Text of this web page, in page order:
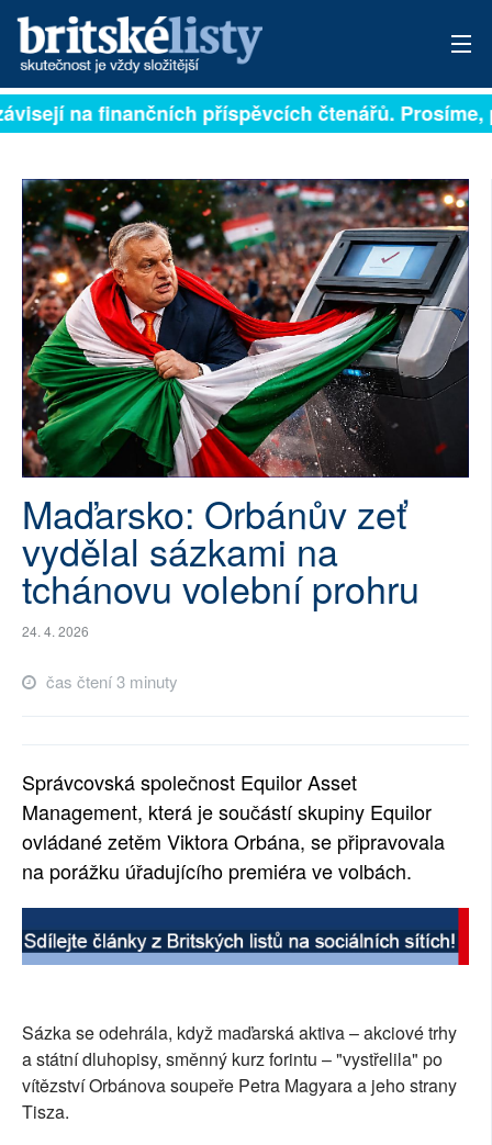
PŘIHLÁSIT
ARCHIV
ROZHOVORY
TÉMATA
NEJČTENĚJŠÍ ZA 7 DNÍ
AUTOŘI
PŘÍSPĚVKY NA PROVOZ
SOCIÁLNÍ SÍTĚ
RUBRIKY
na finančních příspěvcích čtenářů. Prosíme,
Maďarsko: Orbánův zeť
vydělal sázkami na
tchánovu volební prohru
24. 4. 2026
čas čtení 3 minuty
Správcovská společnost Equilor Asset
Management, která je součástí skupiny Equilor
ovládané zetěm Viktora Orbána, se připravovala
na porážku úřadujícího premiéra ve volbách.
Sázka se odehrála, když maďarská aktiva – akciové trhy
a státní dluhopisy, směnný kurz forintu – "vystřelila" po
vítězství Orbánova soupeře Petra Magyara a jeho strany
Tisza.